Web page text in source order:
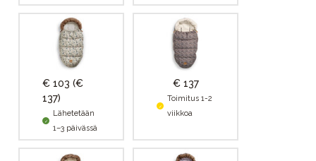
€ 103 (€
137)
Lähetetään
1–3 päivässä
€ 137
Toimitus 1-2
viikkoa